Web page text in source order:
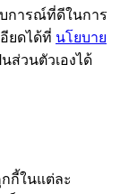
การณ์ที่ดีในการ
ยดได้ที่ นโยบาย
ส่วนตัวเองได้
กี้ในแต่ละ